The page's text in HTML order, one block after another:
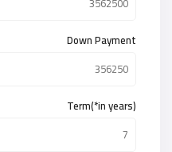
Down Payment
Term(*in years)